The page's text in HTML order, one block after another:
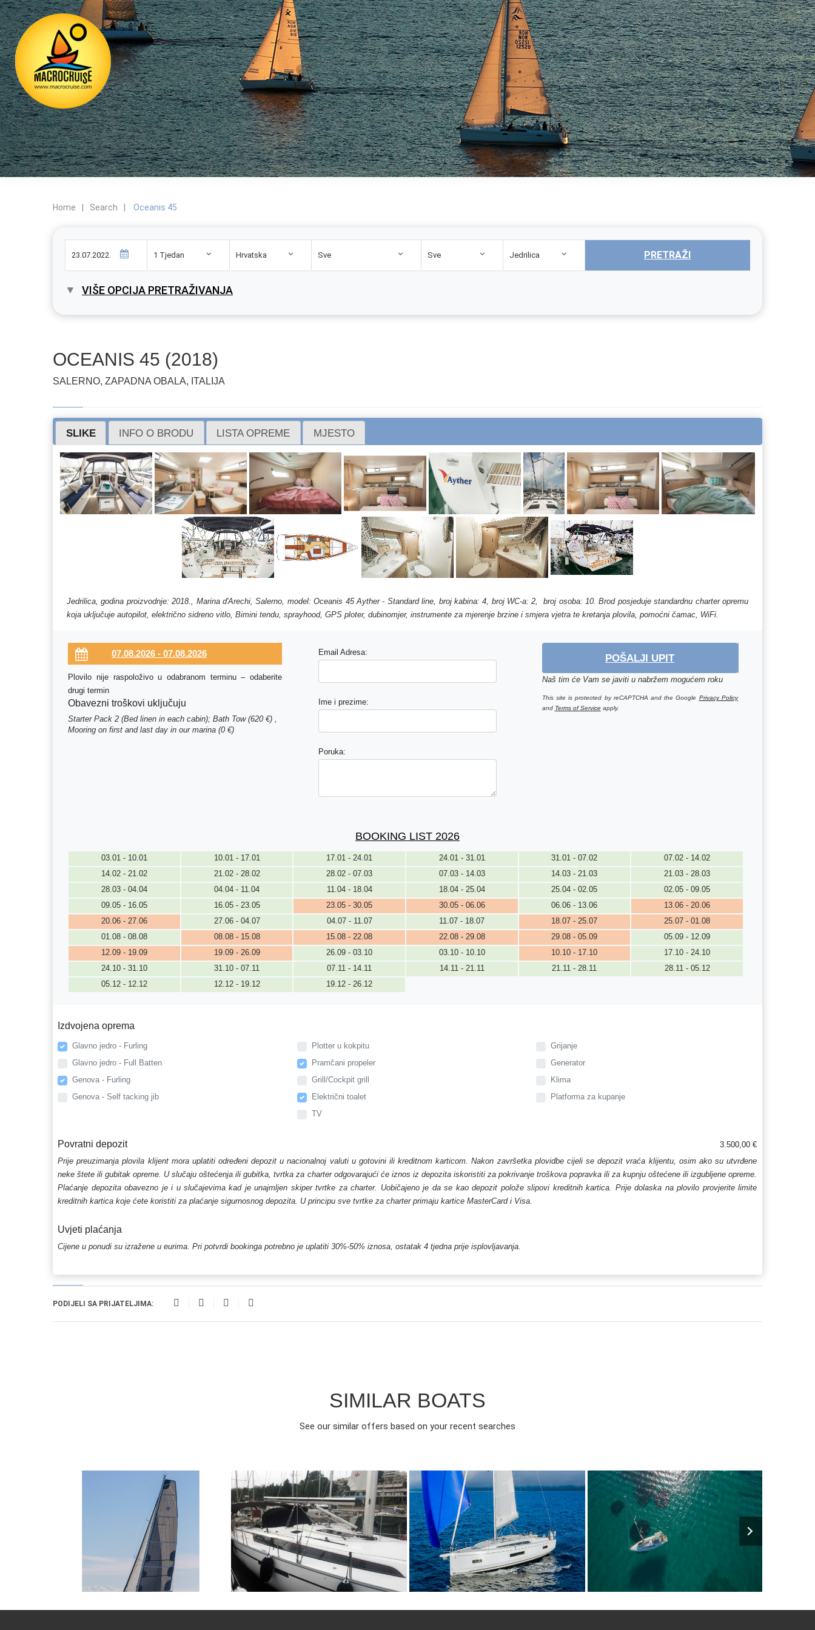
Home Search Oceanis 45
1 Tjedan Hrvatska Sve Sve Jedrilica PRETRAŽI
VIŠE OPCIJA PRETRAŽIVANJA
OCEANIS 45 (2018)
SALERNO, ZAPADNA OBALA, ITALIJA
SLIKE INFO O BRODU LISTA OPREME MJESTO
Jedrilica, godina proizvodnje: 2018., Marina d'Arechi, Salerno, model: Oceanis 45 Ayther - Standard line, broj kabina: 4, broj WC-a: 2, broj osoba: 10. Brod posjeduje standardnu charter opremu
koja uključuje autopilot, električno sidreno vitlo, Bimini tendu, sprayhood, GPS ploter, dubinomjer, instrumente za mjerenje brzine i smjera vjetra te kretanja plovila, pomoćni čamac, WiFi.
Plovilo nije raspoloživo u odabranom terminu – odaberite
drugi termin
Obavezni troškovi uključuju
Starter Pack 2 (Bed linen in each cabin); Bath Tow (620 €) ,
Mooring on first and last day in our marina (0 €)
Email Adresa:
Ime i prezime:
Poruka:
POŠALJI UPIT
Naš tim će Vam se javiti u nabržem mogućem roku
This site is protected by reCAPTCHA and the Google Privacy Policy
and Terms of Serviceapply.
BOOKING LIST 2026
03.01 - 10.01 10.01 - 17.01 17.01 - 24.01 24.01 - 31.01 31.01 - 07.02
07.02 - 14.02
14.02 - 21.02
21.02 - 28.02 28.02 - 07.03 07.03 - 14.03 14.03 - 21.03
21.03 - 28.03
28.03 - 04.04
04.04 - 11.04 11.04 - 18.04 18.04 - 25.04 25.04 - 02.05
02.05 - 09.05
09.05 - 16.05
16.05 - 23.05 23.05 - 30.05 30.05 - 06.06 06.06 - 13.06
13.06 - 20.06
20.06 - 27.06
27.06 - 04.07 04.07 - 11.07 11.07 - 18.07 18.07 - 25.07
25.07 - 01.08
01.08 - 08.08
08.08 - 15.08 15.08 - 22.08 22.08 - 29.08 29.08 - 05.09
05.09 - 12.09
12.09 - 19.09
19.09 - 26.09 26.09 - 03.10 03.10 - 10.10 10.10 - 17.10
17.10 - 24.10
24.10 - 31.10
31.10 - 07.11 07.11 - 14.11 14.11 - 21.11 21.11 - 28.11
28.11 - 05.12
05.12 - 12.12
12.12 - 19.12 19.12 - 26.12
Izdvojena oprema
Glavno jedro - Furling
Glavno jedro - Full Batten
Genova - Furling
Genova - Self tacking jib
Plotter u kokpitu
Pramčani propeler
Grill/Cockpit grill
Električni toalet
TV
Grijanje
Generator
Klima
Platforma za kupanje
Povratni depozit
3.500,00 €
Prije preuzimanja plovila klijent mora uplatiti određeni depozit u nacionalnoj valuti u gotovini ili kreditnom karticom. Nakon završetka plovidbe cijeli se depozit vraća klijentu, osim ako su utvrđene
neke štete ili gubitak opreme. U slučaju oštećenja ili gubitka, tvrtka za charter odgovarajući će iznos iz depozita iskoristiti za pokrivanje troškova popravka ili za kupnju oštećene ili izgubljene opreme.
Plaćanje depozita obavezno je i u slučajevima kad je unajmljen skiper tvrtke za charter. Uobičajeno je da se kao depozit polože slipovi kreditnih kartica. Prije dolaska na plovilo provjerite limite
kreditnih kartica koje ćete koristiti za plaćanje sigurnosnog depozita. U principu sve tvrtke za charter primaju kartice MasterCard i Visa.
Uvjeti plaćanja
Cijene u ponudi su izražene u eurima. Pri potvrdi bookinga potrebno je uplatiti 30%-50% iznosa, ostatak 4 tjedna prije isplovljavanja.
PODIJELI SA PRIJATELJIMA:
SIMILAR BOATS
See our similar offers based on your recent searches
YEAR CABINS
FROM
PERSON
2020
YEAR
4 FROM 8
PERSON
2022
YEAR
4
CABINS
FROM €